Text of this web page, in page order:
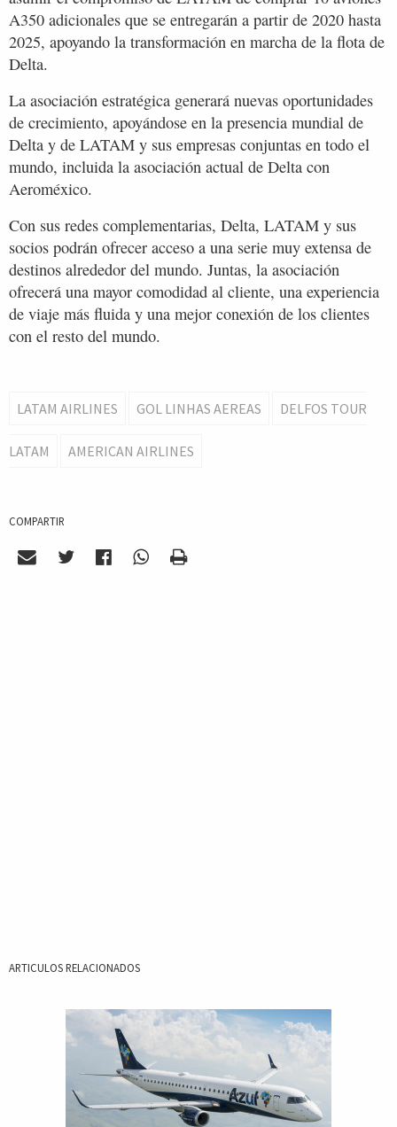
A350 adicionales que se entregarán a partir de 2020 hasta
2025, apoyando la transformación en marcha de la flota de
Delta.
La asociación estratégica generará nuevas oportunidades
de crecimiento, apoyándose en la presencia mundial de
Delta y de LATAM y sus empresas conjuntas en todo el
mundo, incluida la asociación actual de Delta con
Aeroméxico.
Con sus redes complementarias, Delta, LATAM y sus
socios podrán ofrecer acceso a una serie muy extensa de
destinos alrededor del mundo. Juntas, la asociación
ofrecerá una mayor comodidad al cliente, una experiencia
de viaje más fluida y una mejor conexión de los clientes
con el resto del mundo.
LATAM AIRLINES GOL LINHAS AEREAS DELFOS TOUR
LATAM AMERICAN AIRLINES
COMPARTIR
ARTICULOS RELACIONADOS